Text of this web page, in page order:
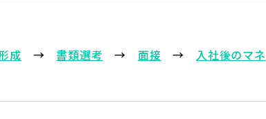
成 →書類選考 →面接 → 入社後のマネ